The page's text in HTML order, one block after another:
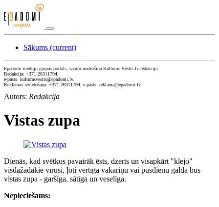
Sākums (current)
Epadomi meduju grupas portāls, saturu nodrošina Kultūras Vēstis.lv redakcija
Redakcija: +371 26311794,
e-pasts: kulturasvestis@epadomi.lv.
Reklāmas izvietošana: +371 26311794, e-pasts: reklama@epadomi.lv
Autors: Redakcija
Vistas zupa
Dienās, kad svētkos pavairāk ēsts, dzerts un visapkārt "klejo"
visdažādākie vīrusi, ļoti vērtīga vakariņu vai pusdienu galdā būs
vistas zupa - garšīga, sātīga un veselīga.
Nepieciešams: